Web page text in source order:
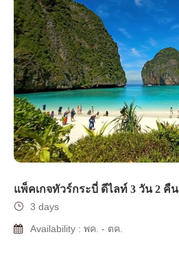
แพ็คเกจทัวร์กระบี่ ดีไลท์ 3 วัน 2 คืน
3 days
Availability : พค. - ตค.